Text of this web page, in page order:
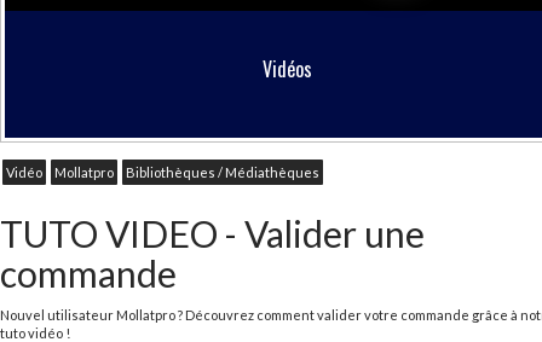
Vidéos
Vidéo Mollatpro Bibliothèques / Médiathèques
TUTO VIDEO - Valider une
commande
Nouvel utilisateur Mollatpro ? Découvrez comment valider votre commande grâce à
tuto vidéo !